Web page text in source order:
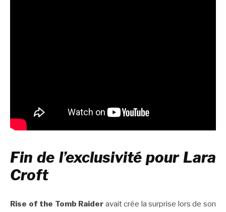
Fin de l’exclusivité pour Lara
Croft
Rise of the Tomb Raider avait crée la surprise lors de son